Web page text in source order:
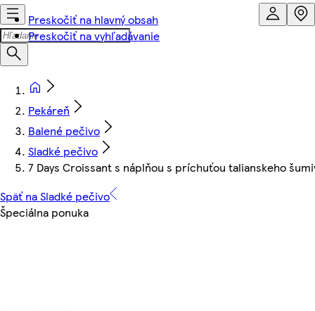
Preskočiť na hlavný obsah
Preskočiť na vyhľadávanie
Pekáreň
Balené pečivo
Sladké pečivo
7 Days Croissant s náplňou s príchuťou talianskeho
Späť na Sladké pečivo
Špeciálna ponuka